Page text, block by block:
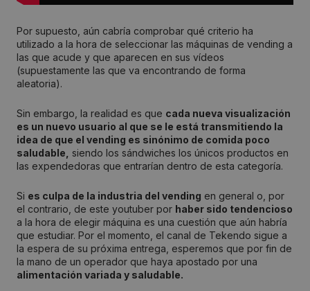
Por supuesto, aún cabría comprobar qué criterio ha
utilizado a la hora de seleccionar las máquinas de vending a
las que acude y que aparecen en sus vídeos
(supuestamente las que va encontrando de forma
aleatoria).
Sin embargo, la realidad es que cada nueva visualización
es un nuevo usuario al que se le está transmitiendo la
idea de que el vending es sinónimo de comida poco
saludable, siendo los sándwiches los únicos productos en
las expendedoras que entrarían dentro de esta categoría.
Si es culpa de la industria del vending en general o, por
el contrario, de este youtuber por haber sido tendencioso
a la hora de elegir máquina es una cuestión que aún habría
que estudiar. Por el momento, el canal de Tekendo sigue a
la espera de su próxima entrega, esperemos que por fin de
la mano de un operador que haya apostado por una
alimentación variada y saludable.